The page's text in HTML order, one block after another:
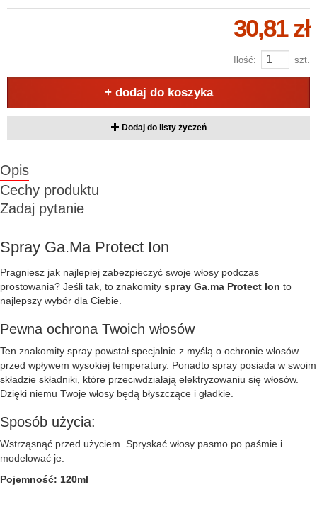
30,81 zł
Ilość: szt.
+ dodaj do koszyka
Dodaj do listy życzeń
Opis
Cechy produktu
Zadaj pytanie
Spray Ga.Ma Protect Ion
Pragniesz jak najlepiej zabezpieczyć swoje włosy podczas
prostowania? Jeśli tak, to znakomity spray Ga.ma Protect Ion to
najlepszy wybór dla Ciebie.
Pewna ochrona Twoich włosów
Ten znakomity spray powstał specjalnie z myślą o ochronie włosów
przed wpływem wysokiej temperatury. Ponadto spray posiada w swoim
składzie składniki, które przeciwdziałają elektryzowaniu się włosów.
Dzięki niemu Twoje włosy będą błyszczące i gładkie.
Sposób użycia:
Wstrząsnąć przed użyciem. Spryskać włosy pasmo po paśmie i
modelować je.
Pojemność: 120ml